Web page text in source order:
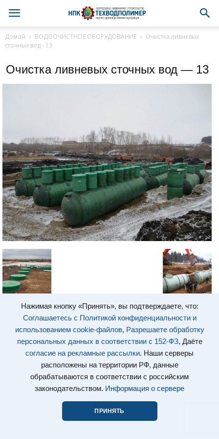
Нажимая кнопку «Принять», вы подтверждаете, что:
Соглашаетесь с Политикой конфиденциальности и
использованием cookie-файлов, Разрешаете обработку
персональных данных в соответствии с 152-ФЗ, Даёте
согласие на рекламные рассылки. Наши серверы
расположены на территории РФ, данные
обрабатываются в соответствии с российским
законодательством. Информация о сервере
ПРИНЯТЬ
Домой ВОДООЧИСТНОЕ ОБОРУДОВАНИЕ
Очистка ливневых
сточных вод - 13
Очистка ливневых сточных вод — 13